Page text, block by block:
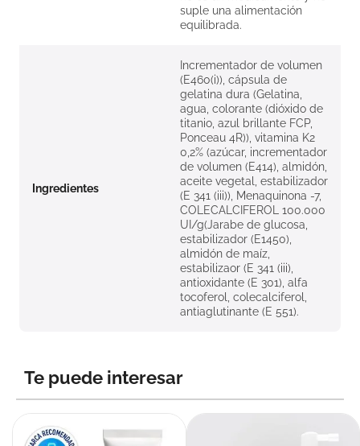
suple una alimentación
equilibrada.
Ingredientes
Incrementador de volumen
(E460(i)), cápsula de
gelatina dura (Gelatina,
agua, colorante (dióxido de
titanio, azul brillante FCP,
Ponceau 4R)), vitamina K2
0,2% (azúcar, incrementador
de volumen (E414), almidón,
aceite vegetal, estabilizador
(E 341 (iii)), Menaquinona -7,
COLECALCIFEROL 100.000
UI/g(Jarabe de glucosa,
estabilizador (E1450),
almidón de maíz,
estabilizaor (E 341 (iii),
antioxidante (E 301), alfa
tocoferol, colecalciferol,
antiaglutinante (E 551).
Te puede interesar